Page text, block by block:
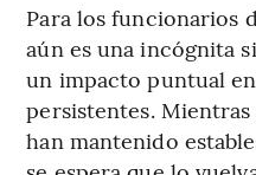
Para los funcionarios
aún es una incógnita
un impacto puntual
persistentes.
han mantenido